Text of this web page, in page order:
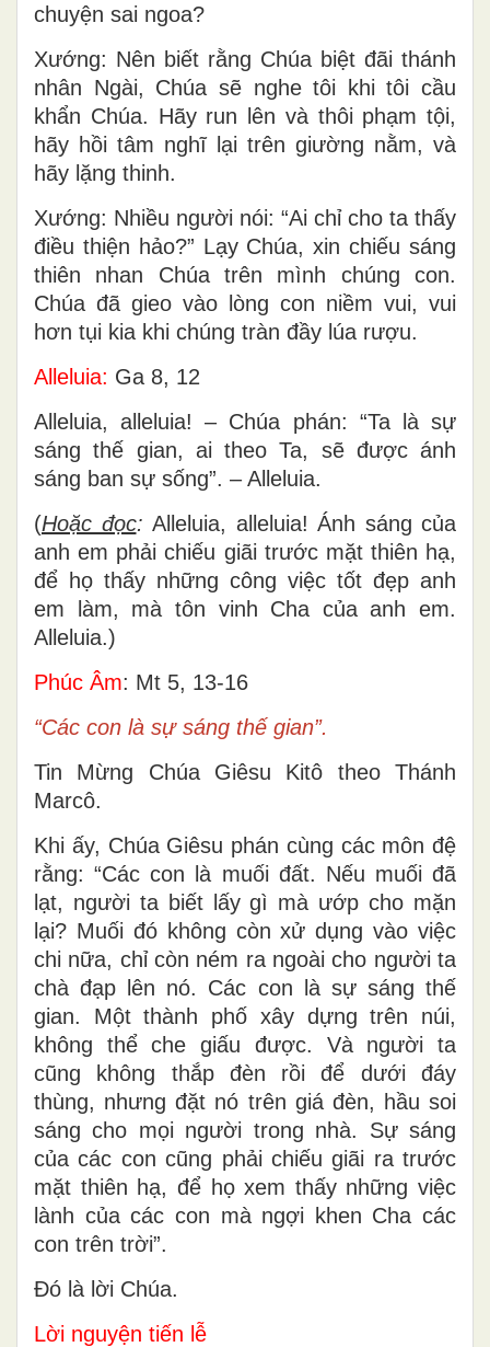
chuyện sai ngoa?
Xướng: Nên biết rằng Chúa biệt đãi thánh
nhân Ngài, Chúa sẽ nghe tôi khi tôi cầu
khẩn Chúa. Hãy run lên và thôi phạm tội,
hãy hồi tâm nghĩ lại trên giường nằm, và
hãy lặng thinh.
Xướng: Nhiều người nói: “Ai chỉ cho ta thấy
điều thiện hảo?” Lạy Chúa, xin chiếu sáng
thiên nhan Chúa trên mình chúng con.
Chúa đã gieo vào lòng con niềm vui, vui
hơn tụi kia khi chúng tràn đầy lúa rượu.
Alleluia: Ga 8, 12
Alleluia, alleluia! – Chúa phán: “Ta là sự
sáng thế gian, ai theo Ta, sẽ được ánh
sáng ban sự sống”. – Alleluia.
(Hoặc đọc: Alleluia, alleluia! Ánh sáng của
anh em phải chiếu giãi trước mặt thiên hạ,
để họ thấy những công việc tốt đẹp anh
em làm, mà tôn vinh Cha của anh em.
Alleluia.)
Phúc Âm: Mt 5, 13-16
“Các con là sự sáng thế gian”.
Tin Mừng Chúa Giêsu Kitô theo Thánh
Marcô.
Khi ấy, Chúa Giêsu phán cùng các môn đệ
rằng: “Các con là muối đất. Nếu muối đã
lạt, người ta biết lấy gì mà ướp cho mặn
lại? Muối đó không còn xử dụng vào việc
chi nữa, chỉ còn ném ra ngoài cho người ta
chà đạp lên nó. Các con là sự sáng thế
gian. Một thành phố xây dựng trên núi,
không thể che giấu được. Và người ta
cũng không thắp đèn rồi để dưới đáy
thùng, nhưng đặt nó trên giá đèn, hầu soi
sáng cho mọi người trong nhà. Sự sáng
của các con cũng phải chiếu giãi ra trước
mặt thiên hạ, để họ xem thấy những việc
lành của các con mà ngợi khen Cha các
con trên trời”.
Ðó là lời Chúa.
Lời nguyện tiến lễ